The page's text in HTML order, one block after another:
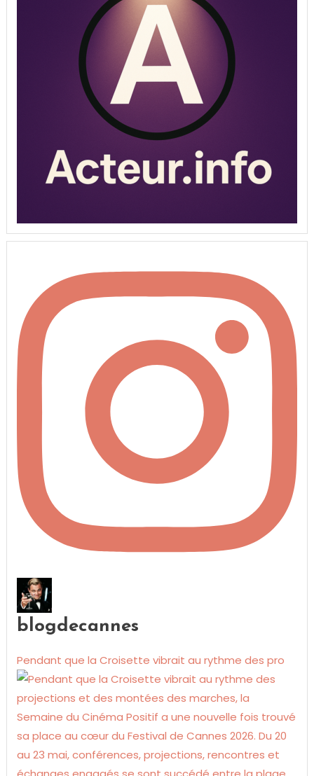
blogdecannes
Pendant que la Croisette vibrait au rythme des pro